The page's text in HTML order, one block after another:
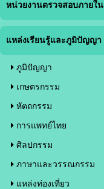
หน่วยงานตรวจสอบภายใน
แหล่งเรียนรู้และภูมิปัญญา
ภูมิปัญญา
เกษตรกรรม
หัตถกรรม
การแพทย์ไทย
ศิลปกรรม
ภาษาและวรรณกรรม
แหล่งท่องเที่ยว